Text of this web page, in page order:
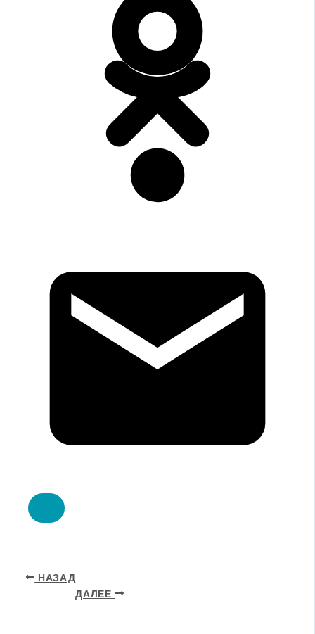
НАЗАД
ДАЛЕЕ